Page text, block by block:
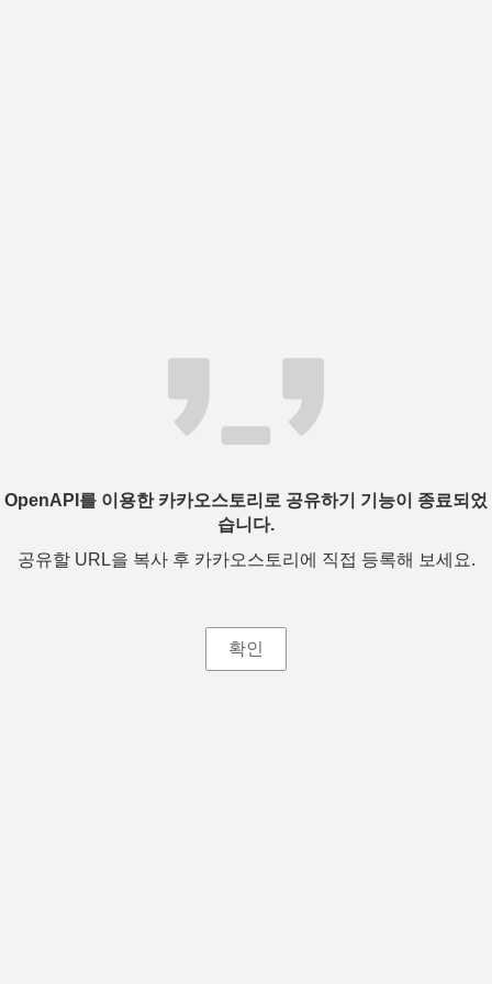
OpenAPI를 이용한 카카오스토리로 공유하기 기능이 종료되었
습니다.
공유할 URL을 복사 후 카카오스토리에 직접 등록해 보세요.
확인